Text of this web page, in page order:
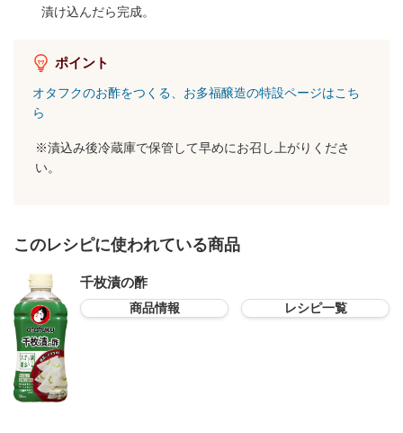
漬け込んだら完成。
ポイント
オタフクのお酢をつくる、お多福醸造の特設ページはこち
ら
※漬込み後冷蔵庫で保管して早めにお召し上がりくださ
い。
このレシピに使われている商品
千枚漬の酢
商品情報 レシピ一覧